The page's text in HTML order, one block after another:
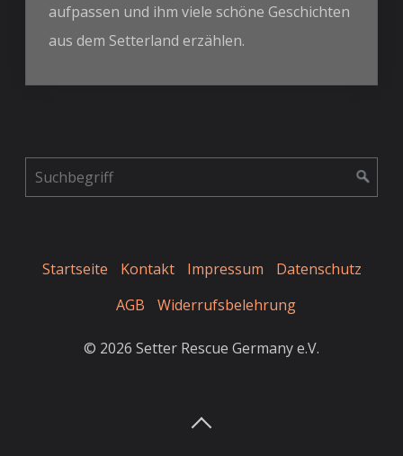
aufpassen und ihm viele schöne Geschichten
aus dem Setterland erzählen.
Startseite Kontakt Impressum
Datenschutz
AGB
Widerrufsbelehrung
© 2026 Setter Rescue Germany e.V.